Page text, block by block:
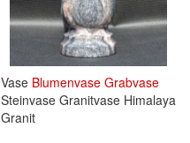
Vase Blumenvase Grabvase
Steinvase Granitvase Himalaya
Granit